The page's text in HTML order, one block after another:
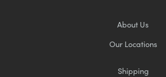
About Us
Our Locations
Shipping